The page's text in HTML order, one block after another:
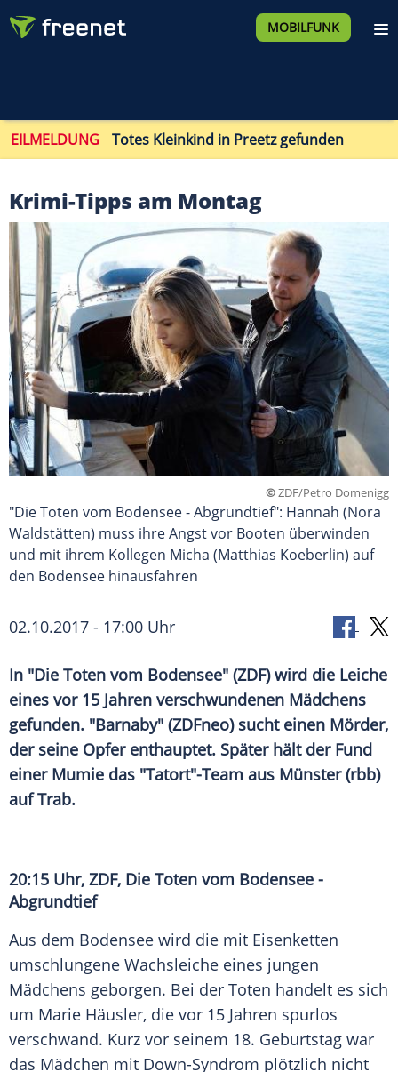
MOBILFUNK
EILMELDUNG Totes Kleinkind in Preetz gefunden
Krimi-Tipps am Montag
©ZDF/Petro Domenigg
"Die Toten vom Bodensee - Abgrundtief": Hannah (Nora
Waldstätten) muss ihre Angst vor Booten überwinden
und mit ihrem Kollegen Micha (Matthias Koeberlin) auf
den Bodensee hinausfahren
02.10.2017 - 17:00 Uhr
In "Die Toten vom Bodensee" (ZDF) wird die Leiche
eines vor 15 Jahren verschwundenen Mädchens
gefunden. "Barnaby" (ZDFneo) sucht einen Mörder,
der seine Opfer enthauptet. Später hält der Fund
einer Mumie das "Tatort"-Team aus Münster (rbb)
auf Trab.
20:15 Uhr, ZDF, Die Toten vom Bodensee -
Abgrundtief
Aus dem Bodensee wird die mit Eisenketten
umschlungene Wachsleiche eines jungen
Mädchens geborgen. Bei der Toten handelt es sich
um Marie Häusler, die vor 15 Jahren spurlos
verschwand. Kurz vor seinem 18. Geburtstag war
das Mädchen mit Down-Syndrom plötzlich nicht